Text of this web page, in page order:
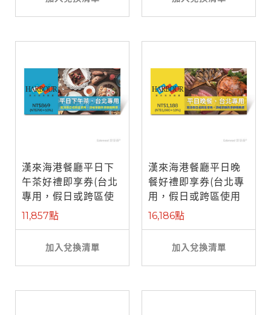
漢來海港餐廳平日下
午茶好禮即享券(台北
專用，假日或跨區使
用需補差額)
11,857點
加入兌換清單
漢來海港餐廳平日晚
餐好禮即享券(台北專
用，假日或跨區使用
需補差額)
16,186點
加入兌換清單